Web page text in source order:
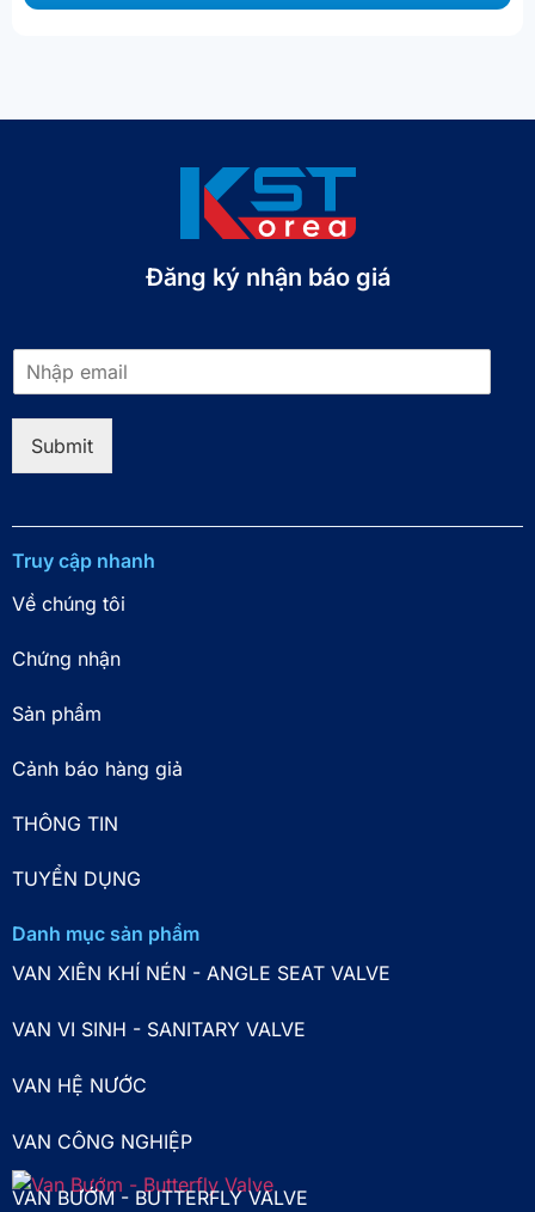
Đăng ký nhận báo giá​
m
*
Submit
Truy cập nhanh
Về chúng tôi
Chứng nhận
Sản phẩm
Cảnh báo hàng giả
THÔNG TIN
TUYỂN DỤNG
Danh mục sản phẩm
VAN XIÊN KHÍ NÉN - ANGLE SEAT VALVE
VAN VI SINH - SANITARY VALVE
VAN HỆ NƯỚC
VAN CÔNG NGHIỆP
VAN BƯỚM - BUTTERFLY VALVE